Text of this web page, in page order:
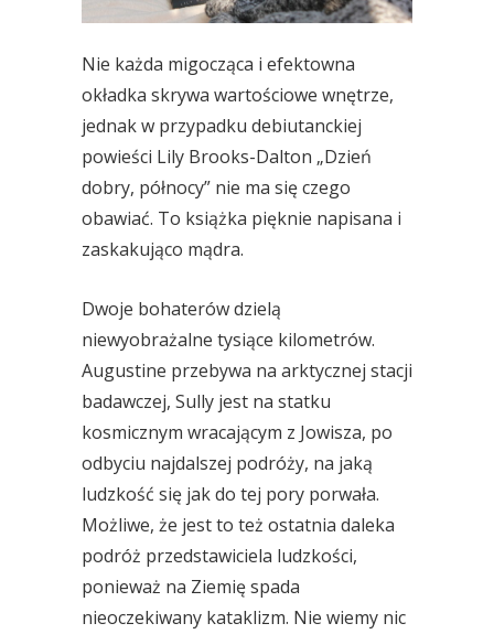
Nie każda migocząca i efektowna
okładka skrywa wartościowe wnętrze,
jednak w przypadku debiutanckiej
powieści Lily Brooks-Dalton „Dzień
dobry, północy” nie ma się czego
obawiać. To książka pięknie napisana i
zaskakująco mądra.
Dwoje bohaterów dzielą
niewyobrażalne tysiące kilometrów.
Augustine przebywa na arktycznej stacji
badawczej, Sully jest na statku
kosmicznym wracającym z Jowisza, po
odbyciu najdalszej podróży, na jaką
ludzkość się jak do tej pory porwała.
Możliwe, że jest to też ostatnia daleka
podróż przedstawiciela ludzkości,
ponieważ na Ziemię spada
nieoczekiwany kataklizm. Nie wiemy nic